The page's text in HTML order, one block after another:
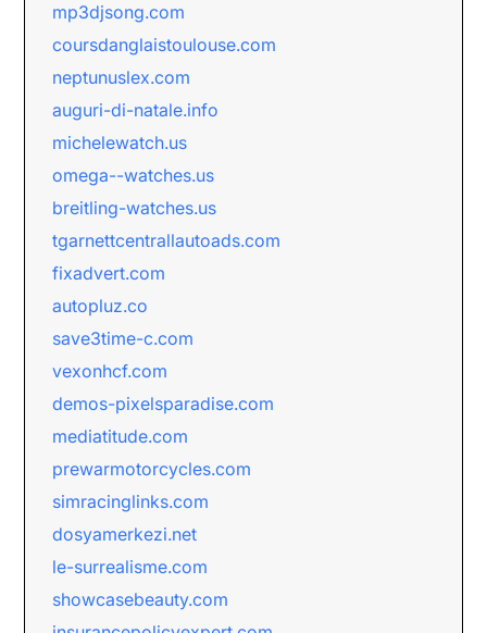
mp3djsong.com
coursdanglaistoulouse.com
neptunuslex.com
auguri-di-natale.info
michelewatch.us
omega--watches.us
breitling-watches.us
tgarnettcentrallautoads.com
fixadvert.com
autopluz.co
save3time-c.com
vexonhcf.com
demos-pixelsparadise.com
mediatitude.com
prewarmotorcycles.com
simracinglinks.com
dosyamerkezi.net
le-surrealisme.com
showcasebeauty.com